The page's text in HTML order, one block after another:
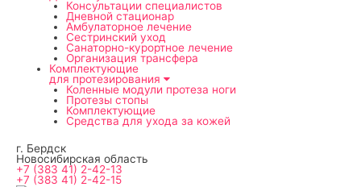
Консультации специалистов
Дневной стационар
Амбулаторное лечение
Сестринский уход
Санаторно-курортное лечение
Организация трансфера
Комплектующие
для протезирования
Коленные модули протеза ноги
Протезы стопы
Комплектующие
Средства для ухода за кожей
г. Бердск
Новосибирская область
+7 (383 41) 2-42-13
+7 (383 41) 2-42-15